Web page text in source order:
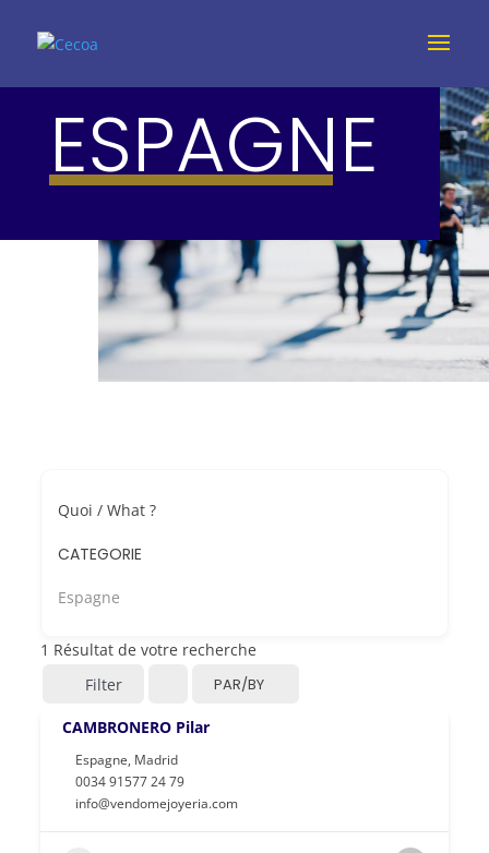
ESPAGNE
Quoi / What ?
CATEGORIE
Espagne
1 Résultat de votre recherche
Filter
PAR/BY
CAMBRONERO Pilar
Espagne, Madrid
0034 91577 24 79
info@vendomejoyeria.com